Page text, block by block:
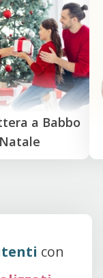
a Babbo
Natale
con